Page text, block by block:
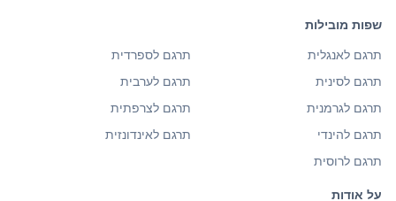
שפות מובילות
תרגם לאנגלית
תרגם לספרדית
תרגם לסינית
תרגם לערבית
תרגם לגרמנית
תרגם לצרפתית
תרגם להינדי
תרגם לאינדונזית
תרגם לרוסית
על אודות